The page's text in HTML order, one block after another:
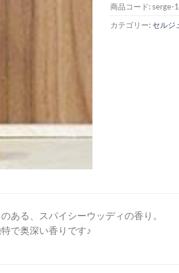
商品コード:serge-
カテゴリー: セルジ
ある、スパイシーウッディの香り。
で奥深い香りです♪